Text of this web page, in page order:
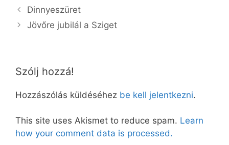
Dinnyeszüret
Jövőre jubilál a Sziget
Szólj hozzá!
Hozzászólás küldéséhez be kell jelentkezni.
This site uses Akismet to reduce spam. Learn
how your comment data is processed.